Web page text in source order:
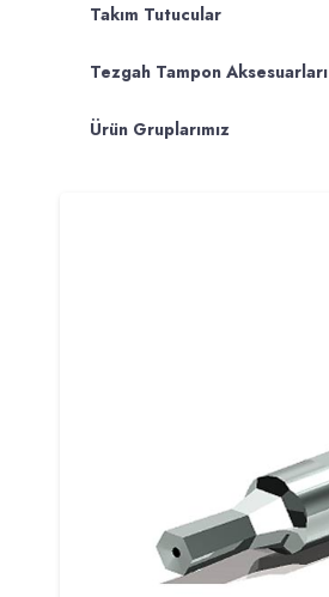
Takım Tutucular
Tezgah Tampon Aksesuarları
Ürün Gruplarımız